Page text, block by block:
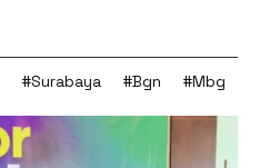
#Surabaya #Bgn #Mbg